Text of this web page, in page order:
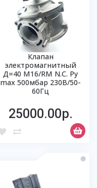
Клапан
электромагнитный
Д=40 М16/RM N.C. Ру
max 500мбар 230В/50-
60Гц
25000.00р.